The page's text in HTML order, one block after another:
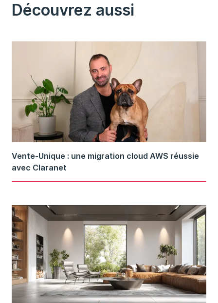
Découvrez aussi
Vente-Unique : une migration cloud AWS réussie
avec Claranet